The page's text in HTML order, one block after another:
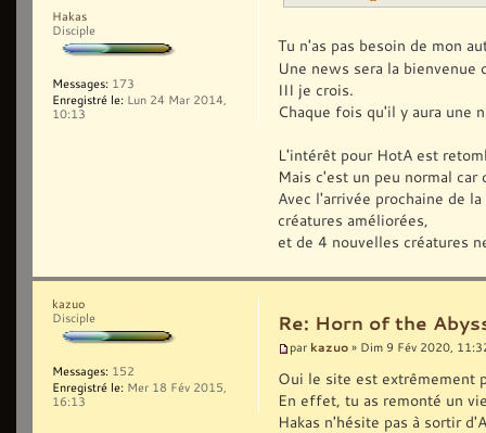
Tu n'as pas besoin de mon
Une news sera la
III je crois.
Chaque fois qu'il y aura une
L'intérêt pour HotA est
Mais c'est un peu normal
Avec l'arrivée prochaine de
créatures améliorées,
et de 4 nouvelles créatures
Hakas
Disciple
Messages: 173
Enregistré le: Lun 24 Mar 2014,
10:13
Re: Horn of the
par kazuo » Dim 9 Fév 2020,
Oui le site est extrêmement
En effet, tu as remonté un
Hakas n'hésite pas à sortir
kazuo
Disciple
Messages: 152
Enregistré le: Mer 18 Fév 2015,
16:13